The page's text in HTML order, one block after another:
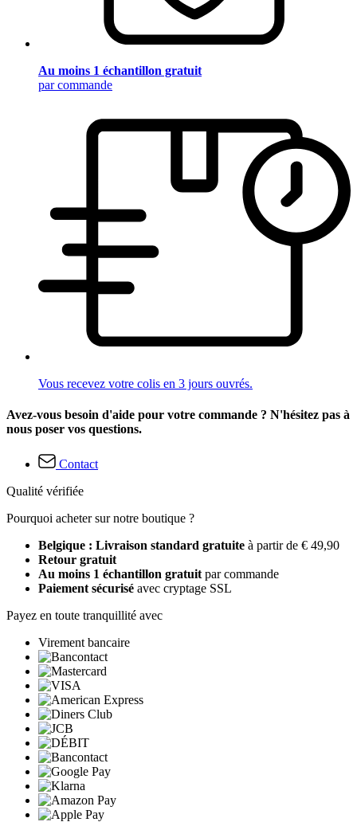
Au moins 1 échantillon gratuit
par commande
Vous recevez votre colis en 3 jours ouvrés.
Avez-vous besoin d'aide pour votre commande ? N'hésitez pas à
nous poser vos questions.
Contact
Qualité vérifiée
Pourquoi acheter sur notre boutique ?
Belgique : Livraison standard gratuite à partir de € 49,90
Retour gratuit
Au moins 1 échantillon gratuit par commande
Paiement sécurisé avec cryptage SSL
Payez en toute tranquillité avec
Virement bancaire